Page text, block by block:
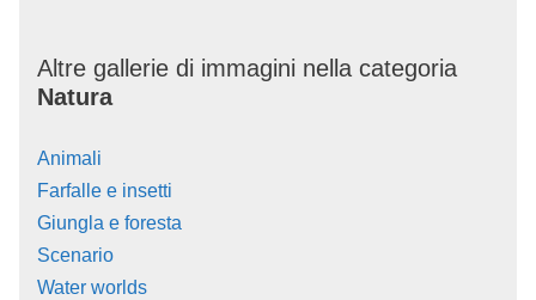
Altre gallerie di immagini nella categoria
Natura
Animali
Farfalle e insetti
Giungla e foresta
Scenario
Water worlds